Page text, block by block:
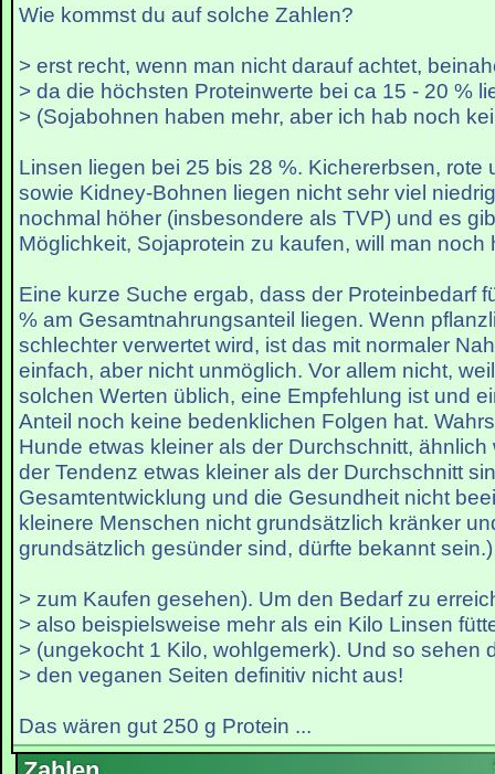
Wie kommst du auf solche Zahlen?
> erst recht, wenn man nicht darauf achtet,
> da die höchsten Proteinwerte bei ca 15 - 20 %
> (Sojabohnen haben mehr, aber ich hab noch
Linsen liegen bei 25 bis 28 %. Kichererbsen, rote
sowie Kidney-Bohnen liegen nicht sehr viel
nochmal höher (insbesondere als TVP) und es
Möglichkeit, Sojaprotein zu kaufen, will man noch
Eine kurze Suche ergab, dass der Proteinbedarf
% am Gesamtnahrungsanteil liegen. Wenn
schlechter verwertet wird, ist das mit normaler
einfach, aber nicht unmöglich. Vor allem nicht,
solchen Werten üblich, eine Empfehlung ist und
Anteil noch keine bedenklichen Folgen hat.
Hunde etwas kleiner als der Durchschnitt,
der Tendenz etwas kleiner als der Durchschnitt
Gesamtentwicklung und die Gesundheit nicht
kleinere Menschen nicht grundsätzlich kränker
grundsätzlich gesünder sind, dürfte bekannt sein.)
> zum Kaufen gesehen). Um den Bedarf zu
> also beispielsweise mehr als ein Kilo Linsen
> (ungekocht 1 Kilo, wohlgemerk). Und so sehen
> den veganen Seiten definitiv nicht aus!
Das wären gut 250 g Protein ...